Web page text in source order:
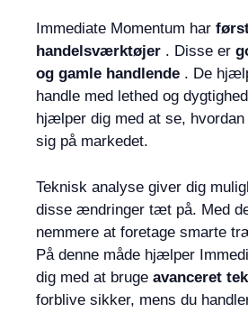
Immediate Momentum har
handelsværktøjer . Disse er
og gamle handlende . De
handle med lethed og
hjælper dig med at se,
sig på markedet.
Teknisk analyse giver dig
disse ændringer tæt på. Med
nemmere at foretage smarte
På denne måde hjælper
dig med at bruge avanceret
forblive sikker, mens du